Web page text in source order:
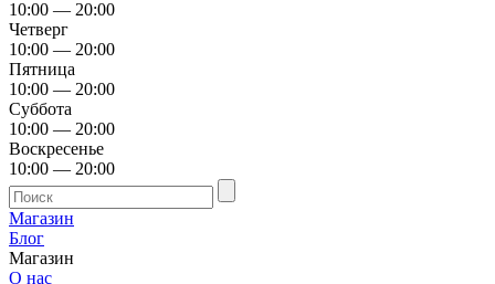
10:00 — 20:00
Четверг
10:00 — 20:00
Пятница
10:00 — 20:00
Суббота
10:00 — 20:00
Воскресенье
10:00 — 20:00
Магазин
Блог
Магазин
О нас